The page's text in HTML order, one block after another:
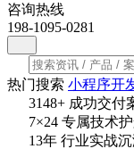
咨询热线
198-1095-0281
热门搜索 小程序开
3148+ 成功交付
7×24 专属技术
13年 行业实战沉